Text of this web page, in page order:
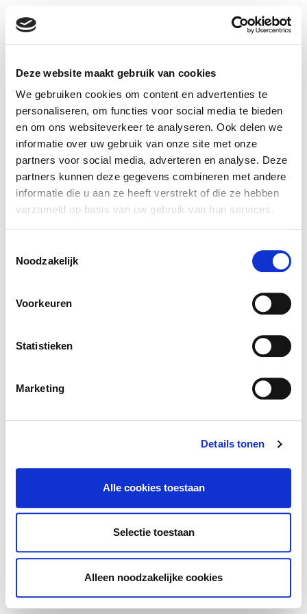
Deze website maakt gebruik van cookies
We gebruiken cookies om content en advertenties te
personaliseren, om functies voor social media te bieden
en om ons websiteverkeer te analyseren. Ook delen we
informatie over uw gebruik van onze site met onze
partners voor social media, adverteren en analyse. Deze
partners kunnen deze gegevens combineren met andere
informatie die u aan ze heeft verstrekt of die ze hebben
verzameld op basis van uw gebruik van hun services.
Noodzakelijk
Voorkeuren
Statistieken
Marketing
Details tonen
Alle cookies toestaan
Selectie toestaan
Alleen noodzakelijke cookies
Zoek vrije plaatsen
Selecteer de steden/gemeenten waar je je kind(eren)
graag naar school laat gaan
Selecteer gemeentes
2025 - 2026
Selecteer het onderwijsniveau
Onthaalonderwijs
Toon resultaten